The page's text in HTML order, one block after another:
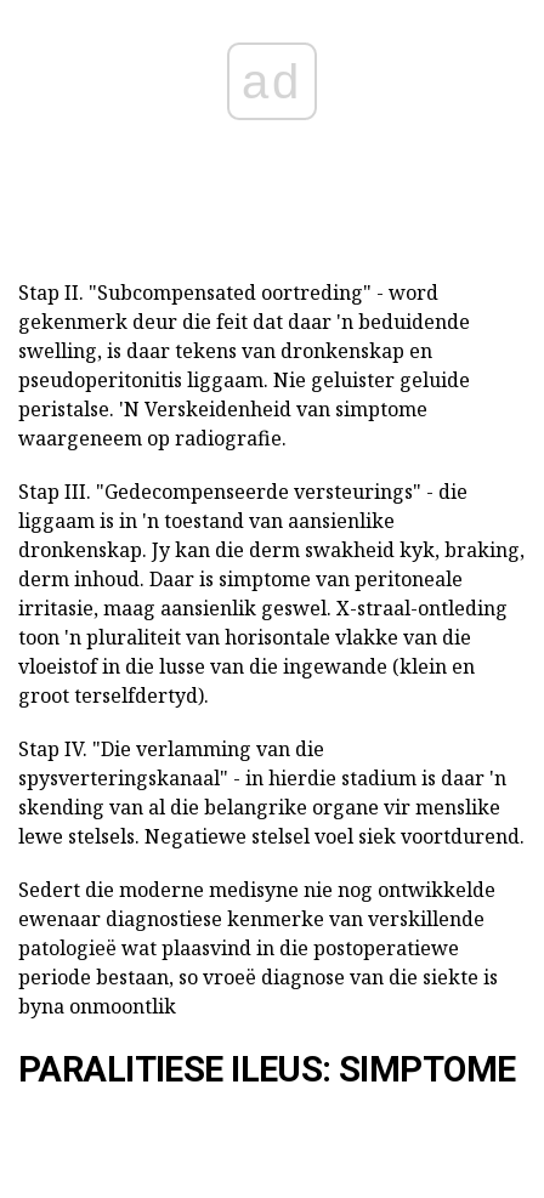
ad
Stap II. "Subcompensated oortreding" - word
gekenmerk deur die feit dat daar 'n beduidende
swelling, is daar tekens van dronkenskap en
pseudoperitonitis liggaam. Nie geluister geluide
peristalse. 'N Verskeidenheid van simptome
waargeneem op radiografie.
Stap III. "Gedecompenseerde versteurings" - die
liggaam is in 'n toestand van aansienlike
dronkenskap. Jy kan die derm swakheid kyk, braking,
derm inhoud. Daar is simptome van peritoneale
irritasie, maag aansienlik geswel. X-straal-ontleding
toon 'n pluraliteit van horisontale vlakke van die
vloeistof in die lusse van die ingewande (klein en
groot terselfdertyd).
Stap IV. "Die verlamming van die
spysverteringskanaal" - in hierdie stadium is daar 'n
skending van al die belangrike organe vir menslike
lewe stelsels. Negatiewe stelsel voel siek voortdurend.
Sedert die moderne medisyne nie nog ontwikkelde
ewenaar diagnostiese kenmerke van verskillende
patologieë wat plaasvind in die postoperatiewe
periode bestaan, so vroeë diagnose van die siekte is
byna onmoontlik
PARALITIESE ILEUS: SIMPTOME